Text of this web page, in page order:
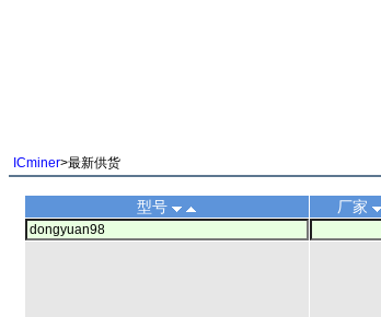
ICminer>最新供货
型号 厂家